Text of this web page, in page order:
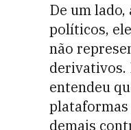
De um
políticos,
não
derivativos.
entendeu
plataformas
demais